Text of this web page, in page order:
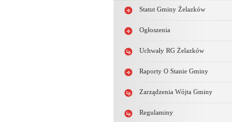
Statut Gminy Żelazków
Ogłoszenia
Uchwały RG Żelazków
Raporty O Stanie Gminy
Zarządzenia Wójta Gminy
Regulaminy